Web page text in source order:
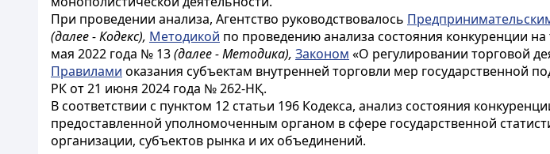
При проведении анализа, Агентство руководствовалось
(далее - Кодекс), Методикой по проведению анализа состояния конкуренции
мая 2022 года № 13(далее - Методика), Законом «О регулировании торговой
Правилами оказания субъектам внутренней торговли мер государственной
РК от 21 июня 2024 года № 262-НҚ.
В соответствии с пунктом 12 статьи 196 Кодекса, анализ состояния
предоставленной уполномоченным органом в сфере государственной
организации, субъектов рынка и их объединений.